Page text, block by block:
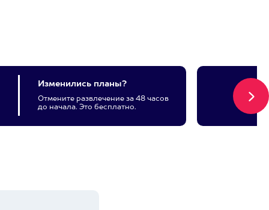
Изменились планы?
Отмените развлечение за 48 часов
до начала. Это бесплатно.